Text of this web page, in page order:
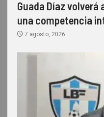
Guada Díaz volverá
una competencia
7 agosto, 2026